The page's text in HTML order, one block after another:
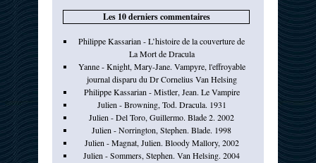
Les 10 derniers commentaires
Philippe Kassarian - L’histoire de la couverture de
La Mort de Dracula
Yanne - Knight, Mary-Jane. Vampyre, l'effroyable
journal disparu du Dr Cornelius Van Helsing
Philippe Kassarian - Mistler, Jean. Le Vampire
Julien - Browning, Tod. Dracula. 1931
Julien - Del Toro, Guillermo. Blade 2. 2002
Julien - Norrington, Stephen. Blade. 1998
Julien - Magnat, Julien. Bloody Mallory, 2002
Julien - Sommers, Stephen. Van Helsing. 2004